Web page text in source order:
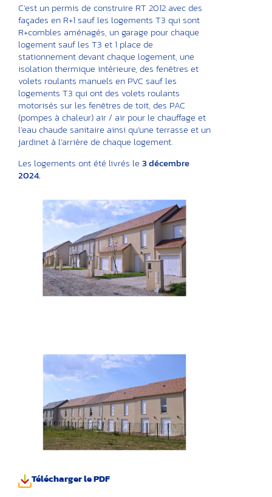
C’est un permis de construire RT 2012 avec des
façades en R+1 sauf les logements T3 qui sont
R+combles aménagés, un garage pour chaque
logement sauf les T3 et 1 place de
stationnement devant chaque logement, une
isolation thermique intérieure, des fenêtres et
volets roulants manuels en PVC sauf les
logements T3 qui ont des volets roulants
motorisés sur les fenêtres de toit, des PAC
(pompes à chaleur) air / air pour le chauffage et
l’eau chaude sanitaire ainsi qu’une terrasse et un
jardinet à l’arrière de chaque logement.
Les logements ont été livrés le 3 décembre
2024.
Télécharger le PDF